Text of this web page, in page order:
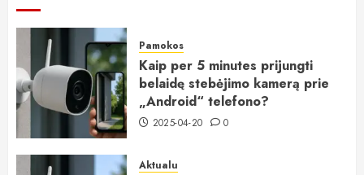
Pamokos
Kaip per 5 minutes prijungti
belaidę stebėjimo kamerą prie
„Android“ telefono?
2025-04-20 0
Aktualu